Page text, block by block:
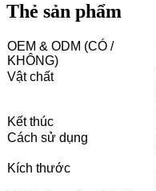
Thẻ sản phẩm
OEM & ODM (CÓ /
KHÔNG)
Vật chất
Kết thúc
Cách sử dụng
Kích thước